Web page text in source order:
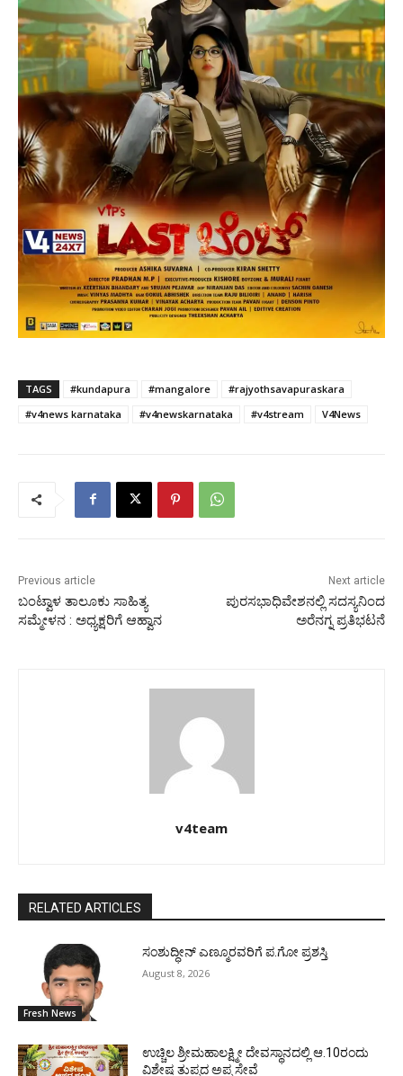
TAGS #kundapura #mangalore
#rajyothsavapuraskara
#v4news karnataka
#v4newskarnataka #v4stream V4News
Previous article
ಬಂಟ್ವಾಳ ತಾಲೂಕು ಸಾಹಿತ್ಯ
ಸಮ್ಮೇಳನ : ಅಧ್ಯಕ್ಷರಿಗೆ ಆಹ್ವಾನ
Next article
ಪುರಸಭಾಧಿವೇಶನಲ್ಲಿ ಸದಸ್ಯನಿಂದ
ಅರೆನಗ್ನ ಪ್ರತಿಭಟನೆ
v4team
RELATED ARTICLES
Fresh News
ಸಂಶುದ್ಧೀನ್ ಎಣ್ಮೂರವರಿಗೆ ಪ.ಗೋ ಪ್ರಶಸ್ತಿ
August 8, 2026
ಉಚ್ಚಿಲ ಶ್ರೀಮಹಾಲಕ್ಷ್ಮೀ ದೇವಸ್ಥಾನದಲ್ಲಿ ಆ.10ರಂದು
ವಿಶೇಷ ತುಪ್ಪದ ಅಪ್ಪ ಸೇವೆ